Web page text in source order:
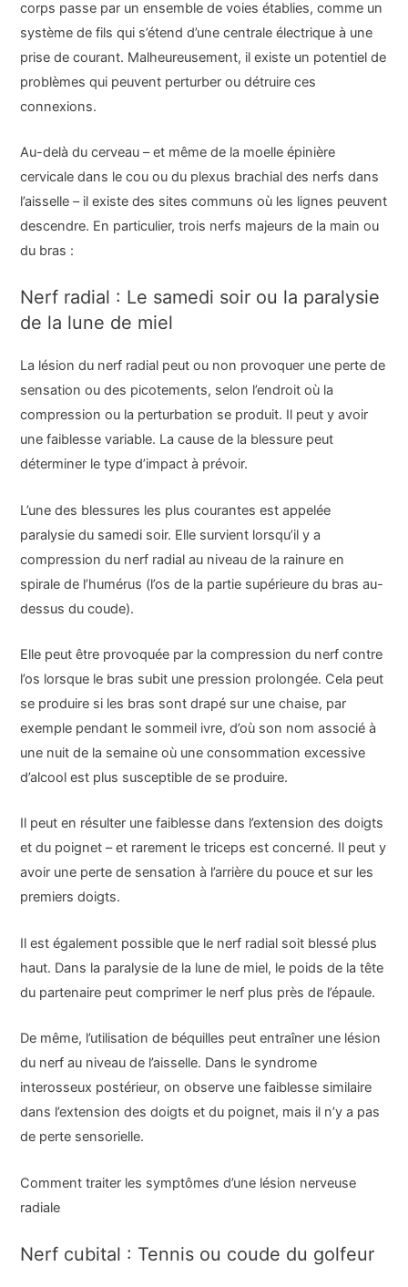
corps passe par un ensemble de voies établies, comme un
système de fils qui s’étend d’une centrale électrique à une
prise de courant. Malheureusement, il existe un potentiel de
problèmes qui peuvent perturber ou détruire ces
connexions.
Au-delà du cerveau – et même de la moelle épinière
cervicale dans le cou ou du plexus brachial des nerfs dans
l’aisselle – il existe des sites communs où les lignes peuvent
descendre. En particulier, trois nerfs majeurs de la main ou
du bras :
Nerf radial : Le samedi soir ou la paralysie
de la lune de miel
La lésion du nerf radial peut ou non provoquer une perte de
sensation ou des picotements, selon l’endroit où la
compression ou la perturbation se produit. Il peut y avoir
une faiblesse variable. La cause de la blessure peut
déterminer le type d’impact à prévoir.
L’une des blessures les plus courantes est appelée
paralysie du samedi soir. Elle survient lorsqu’il y a
compression du nerf radial au niveau de la rainure en
spirale de l’humérus (l’os de la partie supérieure du bras au-
dessus du coude).
Elle peut être provoquée par la compression du nerf contre
l’os lorsque le bras subit une pression prolongée. Cela peut
se produire si les bras sont drapé sur une chaise, par
exemple pendant le sommeil ivre, d’où son nom associé à
une nuit de la semaine où une consommation excessive
d’alcool est plus susceptible de se produire.
Il peut en résulter une faiblesse dans l’extension des doigts
et du poignet – et rarement le triceps est concerné. Il peut y
avoir une perte de sensation à l’arrière du pouce et sur les
premiers doigts.
Il est également possible que le nerf radial soit blessé plus
haut. Dans la paralysie de la lune de miel, le poids de la tête
du partenaire peut comprimer le nerf plus près de l’épaule.
De même, l’utilisation de béquilles peut entraîner une lésion
du nerf au niveau de l’aisselle. Dans le syndrome
interosseux postérieur, on observe une faiblesse similaire
dans l’extension des doigts et du poignet, mais il n’y a pas
de perte sensorielle.
Comment traiter les symptômes d’une lésion nerveuse
radiale
Nerf cubital : Tennis ou coude du golfeur